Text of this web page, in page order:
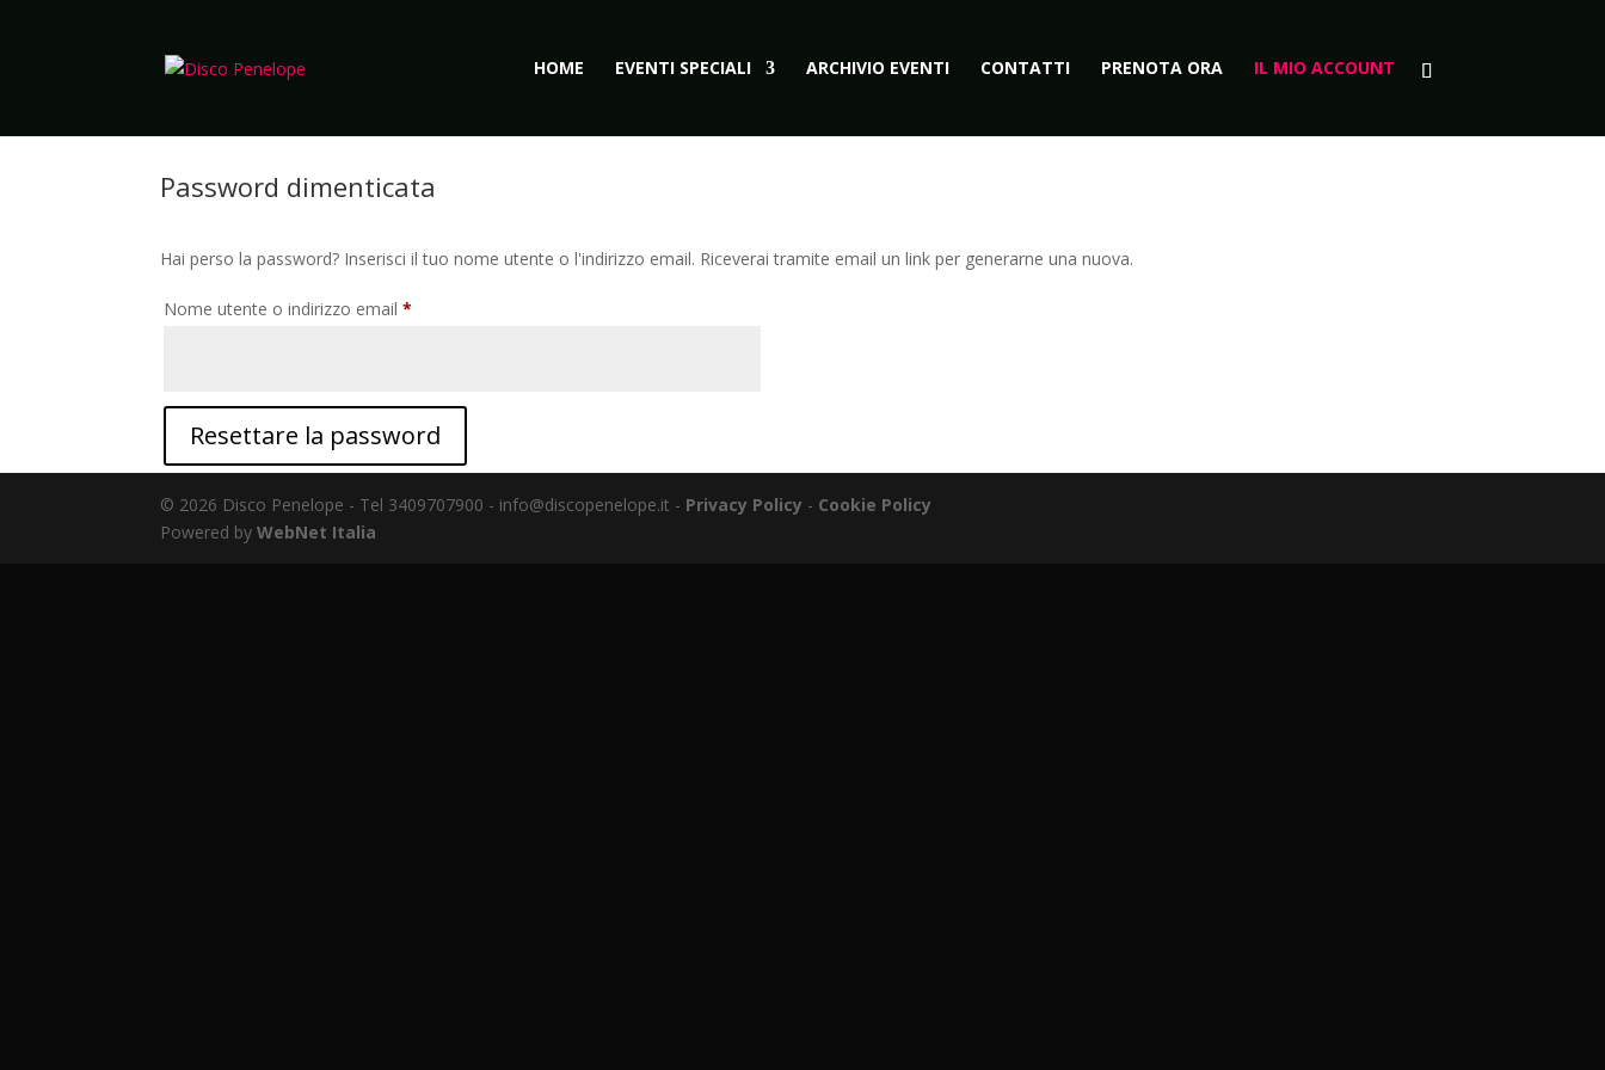
HOME EVENTI SPECIALI ARCHIVIO EVENTI CONTATTI PRENOTA ORA IL MIO ACCOUNT
Password dimenticata
Hai perso la password? Inserisci il tuo nome utente o l'indirizzo email. Riceverai tramite email un link per generarne una nuova.
Nome utente o indirizzo email*
Resettare la password
© 2026 Disco Penelope - Tel 3409707900 - info@discopenelope.it - Privacy Policy - Cookie Policy
Powered byWebNet Italia